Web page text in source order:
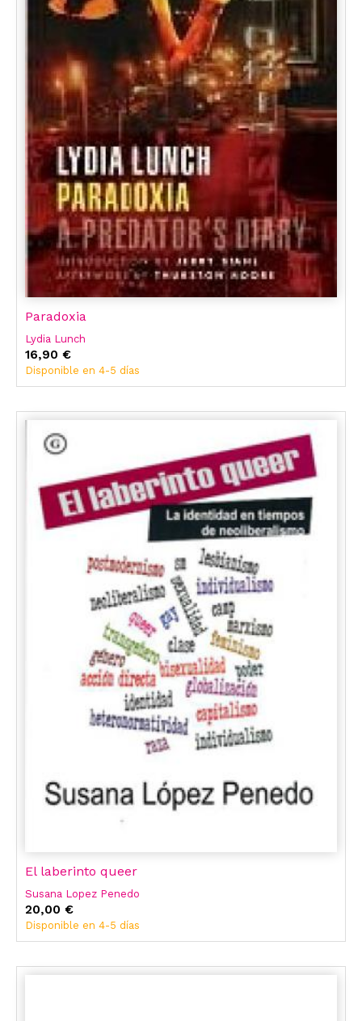
Paradoxia
Lydia Lunch
16,90 €
Disponible en 4-5 días
El laberinto queer
Susana Lopez Penedo
20,00 €
Disponible en 4-5 días